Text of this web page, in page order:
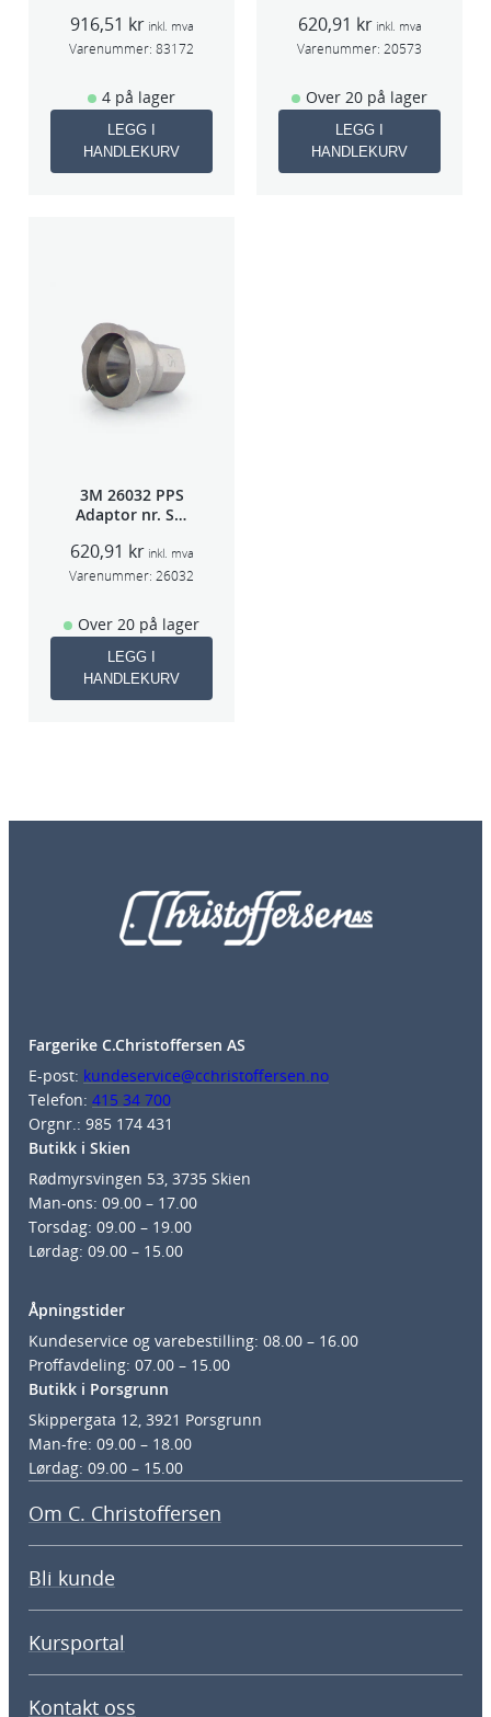
50663
916,51 kr inkl. mva
Varenummer: 83172
4 på lager
LEGG I
HANDLEKURV
620,91 kr inkl. mva
Varenummer: 20573
Over 20 på lager
LEGG I
HANDLEKURV
3M 26032 PPS
Adaptor nr. S-2
SPG500)
620,91 kr inkl. mva
Varenummer: 26032
Over 20 på lager
LEGG I
HANDLEKURV
Fargerike C.Christoffersen AS
E-post: kundeservice@cchristoffersen.no
Telefon: 415 34 700
Orgnr.: 985 174 431
Butikk i Skien
Rødmyrsvingen 53, 3735 Skien
Man-ons: 09.00 – 17.00
Torsdag: 09.00 – 19.00
Lørdag: 09.00 – 15.00
Åpningstider
Kundeservice og varebestilling: 08.00 – 16.00
Proffavdeling: 07.00 – 15.00
Butikk i Porsgrunn
Skippergata 12, 3921 Porsgrunn
Man-fre: 09.00 – 18.00
Lørdag: 09.00 – 15.00
Om C. Christoffersen
Bli kunde
Kursportal
Kontakt oss